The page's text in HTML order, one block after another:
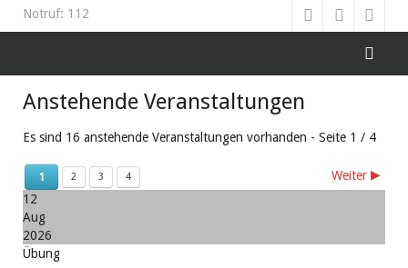
Notruf: 112
Anstehende Veranstaltungen
Es sind 16 anstehende Veranstaltungen vorhanden - Seite 1 / 4
1 2 3 4
Weiter
12
Aug
2026
Übung